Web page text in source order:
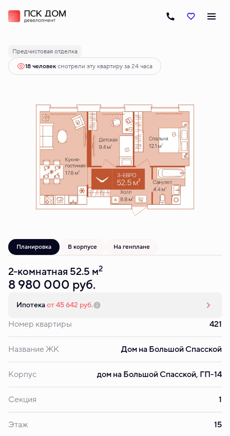
2-комнатная52.5 м 8 980 000 руб.
Ипотекаот 45 642 руб.
Предчистовая отделка
18 человексмотрели эту квартиру за 24 часа
Планировка В корпусе На генплане
2-комнатная 52.5 м2
8 980 000 руб.
Ипотекаот 45 642 руб.
Номер квартиры 421
Название ЖК Дом на Большой Спасской
Корпус дом на Большой Спасской, ГП-14
Секция 1
Этаж 15